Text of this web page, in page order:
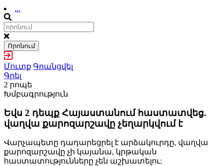
...
Որոնում
Մուտք Գրանցվել
Գրել
2 րոպե
Խմբագրություն
Եվս 2 դեպք Հայաստանում հաստատվեց.
վաղվա քարոզարշավը չեղարկվում է
Վարչապետը դադարեցրել է արձակուրդը, վաղվա
քարոզարշավը չի կայանա, կրթական
հաստատությունները չեն աշխատելու: